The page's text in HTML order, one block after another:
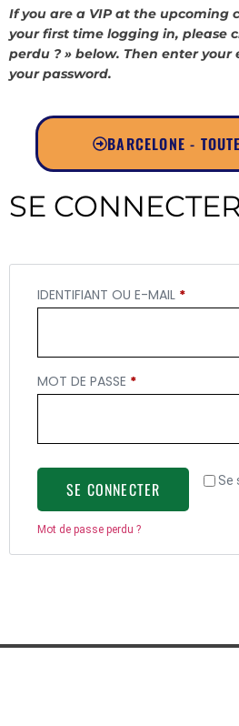
If you are a VIP at the upcoming
your first time logging in, please
perdu ? » below. Then enter your
your password.
BARCELONE -
SE
IDENTIFIANT OU E-MAIL *
MOT DE PASSE *
Se
SE CONNECTER
Mot de passe perdu ?